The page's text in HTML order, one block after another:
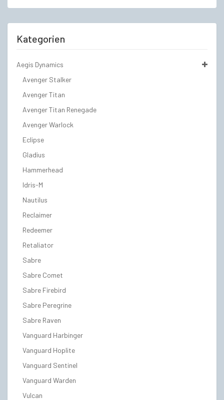
Kategorien
Aegis Dynamics
Avenger Stalker
Avenger Titan
Avenger Titan Renegade
Avenger Warlock
Eclipse
Gladius
Hammerhead
Idris-M
Nautilus
Reclaimer
Redeemer
Retaliator
Sabre
Sabre Comet
Sabre Firebird
Sabre Peregrine
Sabre Raven
Vanguard Harbinger
Vanguard Hoplite
Vanguard Sentinel
Vanguard Warden
Vulcan